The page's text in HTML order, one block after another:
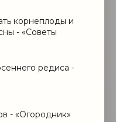
корнеплоды и
- «Советы
редиса -
- «Огородник»